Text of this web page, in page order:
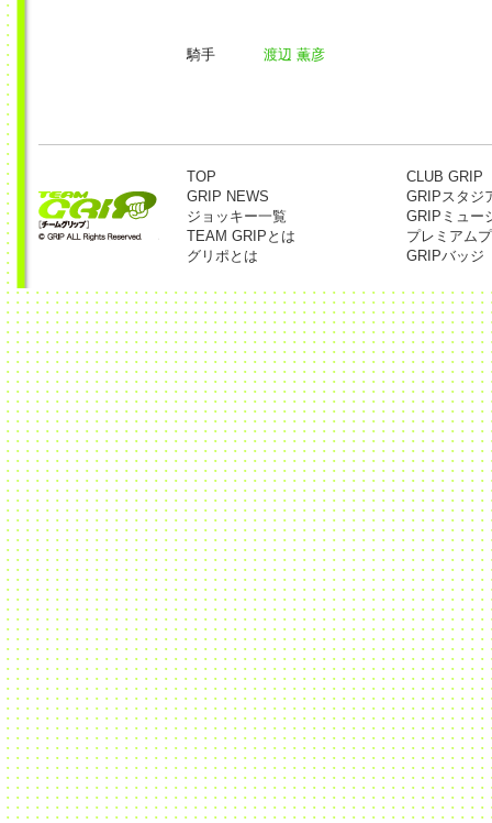
騎手 渡辺 薫彦
TOP
GRIP NEWS
ジョッキー一覧
TEAM GRIPとは
グリポとは
CLUB GRIP
GRIPスタジ
GRIPミュー
プレミアム
GRIPバッジ